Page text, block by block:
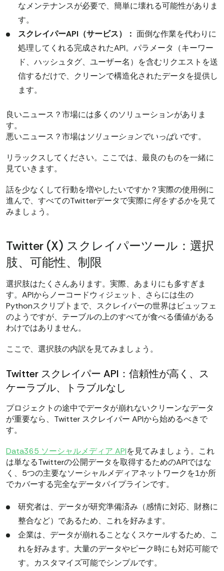
なメンテナンスが必要で、簡単に壊れる可能性がありま
す。
スクレイパーAPI（サービス）： 面倒な作業を代わりに
処理してくれる完成されたAPI。パラメータ（キーワー
ド、ハッシュタグ、ユーザー名）を含むリクエストを送
信するだけで、クリーンで構造化されたデータを提供し
ます。
良いニュース？市場には多くのソリューションがありま
す。
悪いニュース？市場は ソリューションでいっぱいです。
リラックスしてください。ここでは、最良のものを一緒に
見ていきます。
話を少なくして行動を増やしたいですか？実際の使用例に
進んで、すべてのTwitterデータで実際に何をするかを見て
みましょう。
Twitter (X) スクレイパーツール：選択
肢、可能性、制限
選択肢はたくさんあります。実際、あまりにも多すぎま
す。APIからノーコードウィジェット、さらには生の
Pythonスクリプトまで、スクレイパーの世界はビュッフェ
のようですが、テーブルの上のすべてが食べる価値がある
わけではありません。
ここで、選択肢の内訳を見てみましょう。
Twitter スクレイパー API：信頼性が高く、ス
ケーラブル、トラブルなし
プロジェクトの途中でデータが崩れないクリーンなデータ
が重要なら、Twitter スクレイパー APIから始めるべきで
す。
Data365 ソーシャルメディア APIを見てみましょう。これ
は単なるTwitterの公開データを取得するためのAPIではな
く、5つの主要なソーシャルメディアネットワークを1か所
でカバーする完全なデータパイプラインです。
研究者は、データが研究準備済み（感情に対応、財務に
整合など）であるため、これを好みます。
企業は、データが崩れることなくスケールするため、こ
れを好みます。大量のデータやピーク時にも対応可能で
す。カスタマイズ可能でシンプルです。